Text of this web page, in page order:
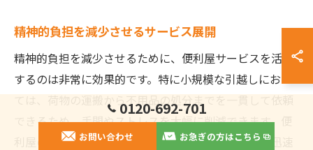
精神的負担を減少させるサービス展開
精神的負担を減少させるために、便利屋サービスを活用
するのは非常に効果的です。特に小規模な引越しにおい
ては、荷物の運搬から不用品の処分までを一貫して依頼
できるため、手間やストレスを大幅に削減できます。便
利屋のスタッフは、引越しに関するあらゆる問題に迅速
0120-692-701
お問い合わせ お急ぎの方はこちら